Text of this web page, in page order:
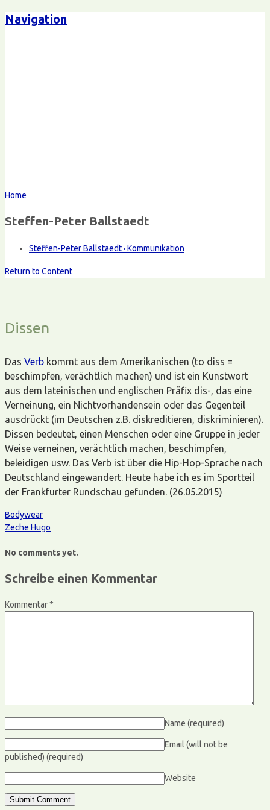
Navigation
Home
Steffen-Peter Ballstaedt
Steffen-Peter Ballstaedt · Kommunikation
Return to Content
Dissen
Das Verb kommt aus dem Amerikanischen (to diss =
beschimpfen, verächtlich machen) und ist ein Kunstwort
aus dem lateinischen und englischen Präfix dis-, das eine
Verneinung, ein Nichtvorhandensein oder das Gegenteil
ausdrückt (im Deutschen z.B. diskreditieren, diskriminieren).
Dissen bedeutet, einen Menschen oder eine Gruppe in jeder
Weise verneinen, verächtlich machen, beschimpfen,
beleidigen usw. Das Verb ist über die Hip-Hop-Sprache nach
Deutschland eingewandert. Heute habe ich es im Sportteil
der Frankfurter Rundschau gefunden. (26.05.2015)
Bodywear
Zeche Hugo
No comments yet.
Schreibe einen Kommentar
Kommentar*
Name (required)
Email (will not be
published) (required)
Website